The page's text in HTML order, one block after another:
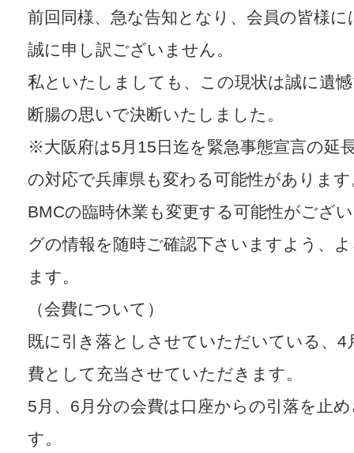
前回同様、急な告知となり、会員の皆様
誠に申し訳ございません。
私といたしましても、この現状は誠に遺
断腸の思いで決断いたしました。
※大阪府は5月15日迄を緊急事態宣言の延
の対応で兵庫県も変わる可能性があります
BMCの臨時休業も変更する可能性がござ
グの情報を随時ご確認下さいますよう、
ます。
（会費について）
既に引き落としさせていただいている、4
費として充当させていただきます。
5月、6月分の会費は口座からの引落を止
す。